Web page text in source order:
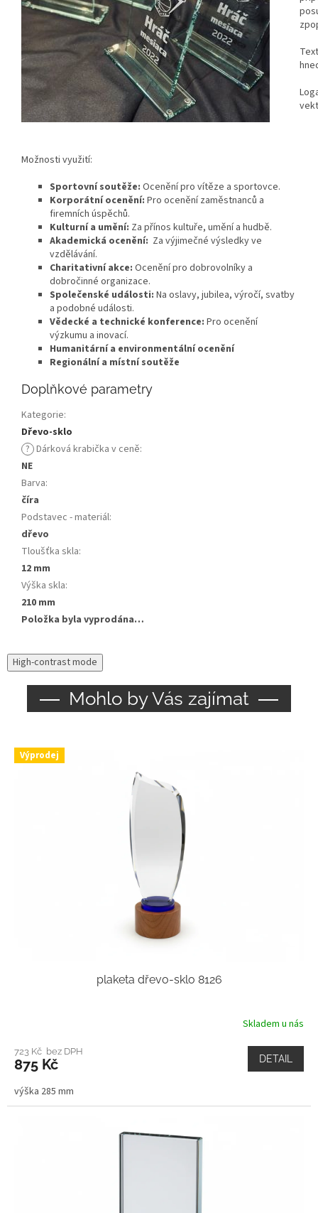
Možnosti využití:
Sportovní soutěže: Ocenění pro vítěze a sportovce.
Korporátní ocenění: Pro ocenění zaměstnanců a
firemních úspěchů.
Kulturní a umění: Za přínos kultuře, umění a hudbě.
Akademická ocenění: Za výjimečné výsledky ve
vzdělávání.
Charitativní akce: Ocenění pro dobrovolníky a
dobročinné organizace.
Společenské události: Na oslavy, jubilea, výročí, svatby
a podobné události.
Vědecké a technické konference: Pro ocenění
výzkumu a inovací.
Humanitární a environmentální ocenění
Regionální a místní soutěže
Doplňkové parametry
Kategorie:
Dřevo-sklo
? Dárková krabička v ceně:
NE
Barva:
číra
Podstavec - materiál:
dřevo
Tloušťka skla:
12 mm
Výška skla:
210 mm
Položka byla vyprodána…
High-contrast mode
Mohlo by Vás zajímat
Výprodej
plaketa dřevo-sklo 8126
Skladem u nás
723 Kč bez DPH
875 Kč DETAIL
výška 285 mm